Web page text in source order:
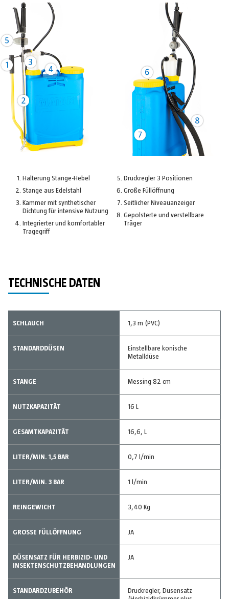
Halterung Stange-Hebel
Stange aus Edelstahl
Kammer mit synthetischer
Dichtung für intensive Nutzung
Integrierter und komfortabler
Tragegriff
Druckregler 3 Positionen
Große Füllöffnung
Seitlicher Niveauanzeiger
Gepolsterte und verstellbare
Träger
TECHNISCHE DATEN
SCHLAUCH 1,3 m (PVC)
STANDARDDÜSEN
Einstellbare konische
Metalldüse
STANGE Messing 82 cm
NUTZKAPAZITÄT 16 L
GESAMTKAPAZITÄT 16,6, L
LITER/MIN. 1,5 BAR 0,7 l/min
LITER/MIN. 3 BAR 1 l/min
REINGEWICHT 3,40 Kg
GROSSE FÜLLÖFFNUNG JA
DÜSENSATZ FÜR HERBIZID- UND
INSEKTENSCHUTZBEHANDLUNGEN
JA
STANDARDZUBEHÖR
Druckregler, Düsensatz